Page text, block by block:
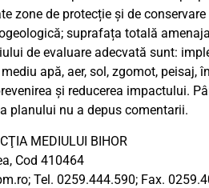
zone de protecție și de
suprafața totală
de evaluare adecvată sunt:
apă, aer, sol, zgomot, peisaj,
și reducerea impactului.
planului nu a depus comentarii.
MEDIULUI BIHOR
Cod 410464
; Tel. 0259.444.590; Fax.